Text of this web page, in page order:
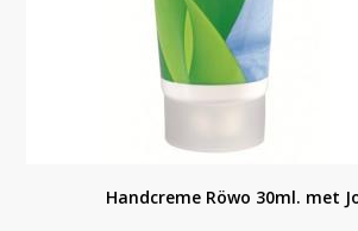
Handcreme Röwo 30ml. met